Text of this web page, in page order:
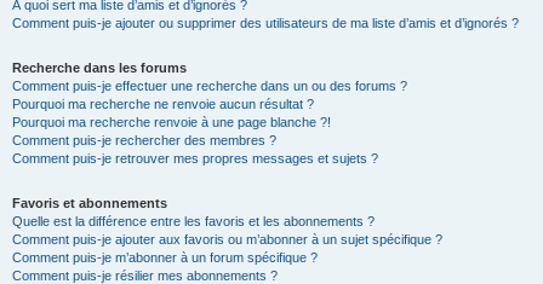
À quoi sert ma liste d’amis et d’ignorés ?
Comment puis-je ajouter ou supprimer des utilisateurs de ma liste d’amis et d’ignorés ?
Recherche dans les forums
Comment puis-je effectuer une recherche dans un ou des forums ?
Pourquoi ma recherche ne renvoie aucun résultat ?
Pourquoi ma recherche renvoie à une page blanche ?!
Comment puis-je rechercher des membres ?
Comment puis-je retrouver mes propres messages et sujets ?
Favoris et abonnements
Quelle est la différence entre les favoris et les abonnements ?
Comment puis-je ajouter aux favoris ou m’abonner à un sujet spécifique ?
Comment puis-je m’abonner à un forum spécifique ?
Comment puis-je résilier mes abonnements ?